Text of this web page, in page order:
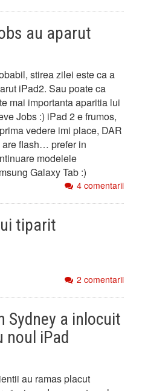
au aparut
stirea zilei este ca a
iPad2. Sau poate ca
mai importanta aparitia lui
Jobs :) iPad 2 e frumos,
vedere imi place, DAR
are flash… prefer in
modelele
Galaxy Tab :)
4 comentarii
tiparit
2 comentarii
Sydney a inlocuit
noul iPad
au ramas placut